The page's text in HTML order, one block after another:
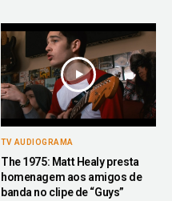
TV AUDIOGRAMA
The 1975: Matt Healy presta
homenagem aos amigos de
banda no clipe de “Guys”